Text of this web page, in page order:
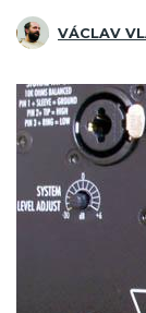
VÁCLAV